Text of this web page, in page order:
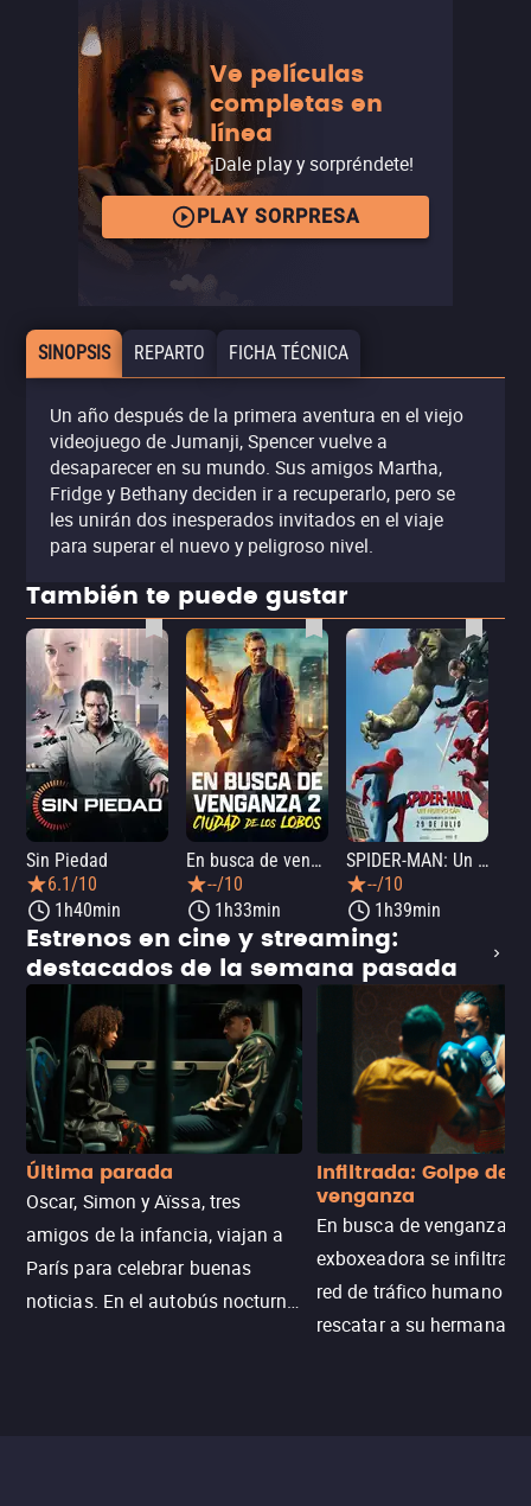
Ve películas
completas en
línea
¡Dale play y sorpréndete!
PLAY SORPRESA
SINOPSIS REPARTO FICHA TÉCNICA
Un año después de la primera aventura en el viejo
videojuego de Jumanji, Spencer vuelve a
desaparecer en su mundo. Sus amigos Martha,
Fridge y Bethany deciden ir a recuperarlo, pero se
les unirán dos inesperados invitados en el viaje
para superar el nuevo y peligroso nivel.
También te puede gustar
Sin Piedad
6.1/10
1h40min
En busca de venganza 2: Ciudad de los lobos
--/10
1h33min
SPIDER-MAN: Un nuevo día
--/10
1h39min
Estrenos en cine y streaming:
destacados de la semana pasada
Última parada
Oscar, Simon y Aïssa, tres
amigos de la infancia, viajan a
París para celebrar buenas
noticias. En el autobús nocturno
Infiltrada: Golpe de
venganza
En busca de venganza,
exboxeadora se infiltra
red de tráfico humano
rescatar a su hermana